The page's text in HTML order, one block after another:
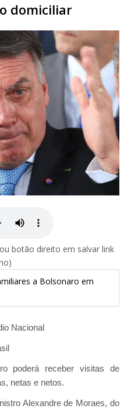
domiciliar
botão direito em salvar link
a Bolsonaro em
Nacional
poderá receber visitas de
netas e netos.
Alexandre de Moraes, do